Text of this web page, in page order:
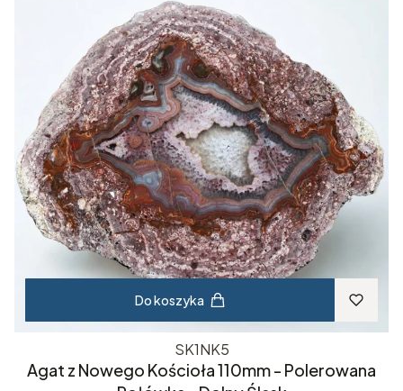
Do koszyka
SK1NK5
Agat z Nowego Kościoła 110mm - Polerowana